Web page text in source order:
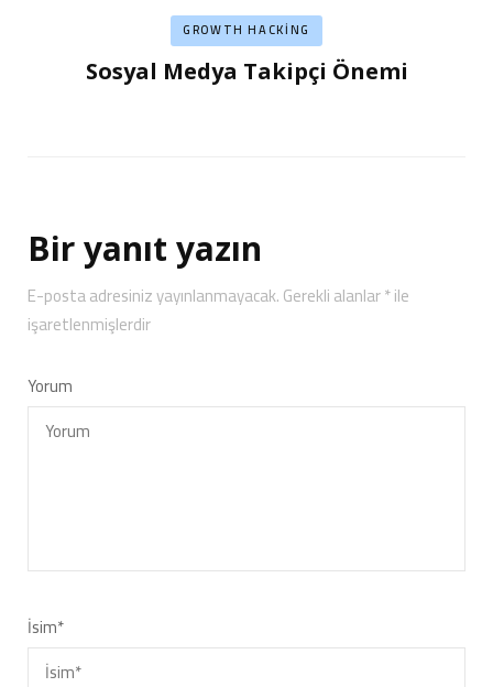
GROWTH HACKING
Sosyal Medya Takipçi Önemi
Bir yanıt yazın
E-posta adresiniz yayınlanmayacak.Gerekli alanlar*ile
işaretlenmişlerdir
Yorum
İsim*